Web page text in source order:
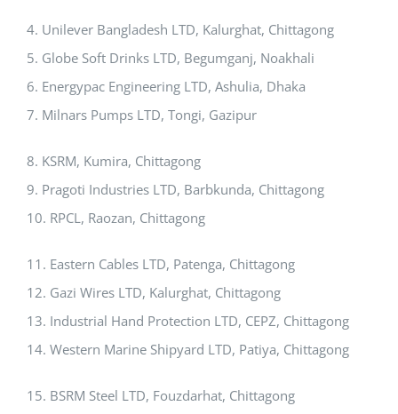
4. Unilever Bangladesh LTD, Kalurghat, Chittagong
5. Globe Soft Drinks LTD, Begumganj, Noakhali
6. Energypac Engineering LTD, Ashulia, Dhaka
7. Milnars Pumps LTD, Tongi, Gazipur
8. KSRM, Kumira, Chittagong
9. Pragoti Industries LTD, Barbkunda, Chittagong
10. RPCL, Raozan, Chittagong
11. Eastern Cables LTD, Patenga, Chittagong
12. Gazi Wires LTD, Kalurghat, Chittagong
13. Industrial Hand Protection LTD, CEPZ, Chittagong
14. Western Marine Shipyard LTD, Patiya, Chittagong
15. BSRM Steel LTD, Fouzdarhat, Chittagong